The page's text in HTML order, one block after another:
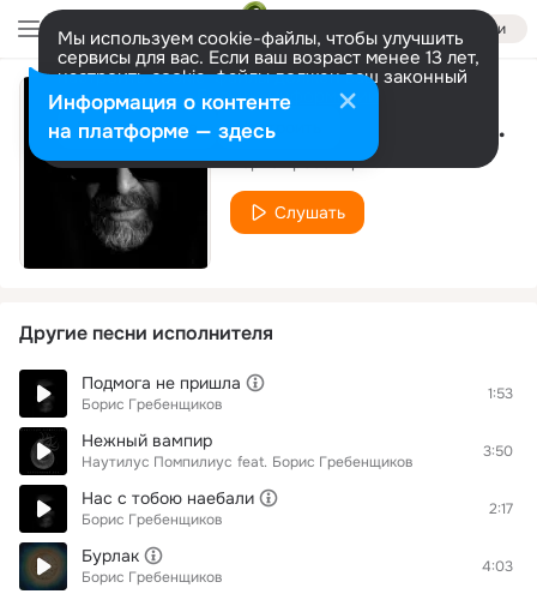
Войти
Мы используем cookie-файлы, чтобы улучшить
сервисы для вас. Если ваш возраст менее 13 лет,
настроить cookie-файлы должен ваш законный
представитель. Больше информации
Разрешить все Настроить Иннокентий (поэзиа в семи частя
Борис Гребенщиков
Слушать
Другие песни исполнителя
Подмога не пришла
Борис Гребенщиков
1:53
Нежный вампир
Наутилус Помпилиус feat. Борис Гребенщиков
3:50
Нас с тобою наебали
Борис Гребенщиков
2:17
Бурлак
Борис Гребенщиков
4:03
Информация о контенте
на платформе — здесь